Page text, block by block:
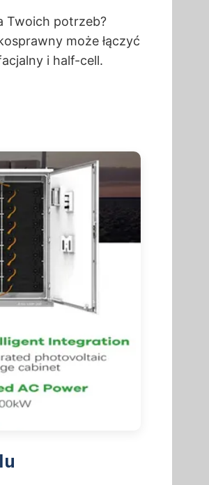
Twoich potrzeb?
może łączyć
i half-cell.